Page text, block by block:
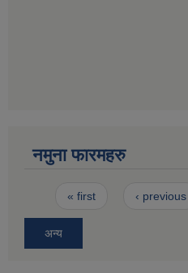
नमुना फारमहरु
Pages
« first ‹ previous
अन्य